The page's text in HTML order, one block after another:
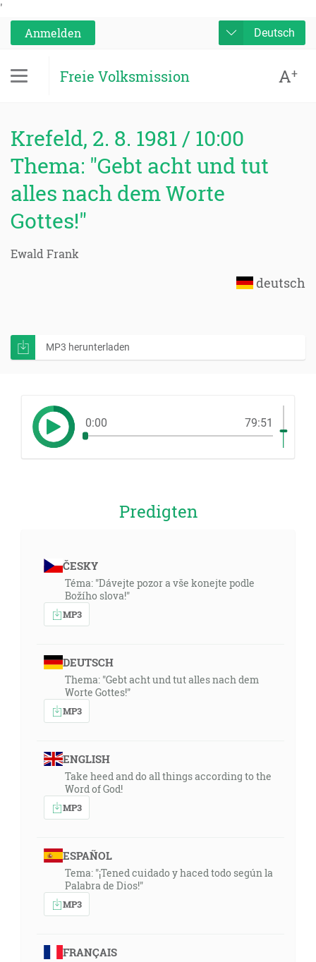
'
Anmelden
Deutsch
Freie Volksmission A+
Krefeld, 2. 8. 1981 / 10:00
Thema: "Gebt acht und tut
alles nach dem Worte
Gottes!"
Ewald Frank
deutsch
MP3 herunterladen
0:00 79:51
Predigten
ČESKY
Téma: "Dávejte pozor a vše konejte podle
Božího slova!"
MP3
DEUTSCH
Thema: "Gebt acht und tut alles nach dem
Worte Gottes!"
MP3
ENGLISH
Take heed and do all things according to the
Word of God!
MP3
ESPAÑOL
Tema: "¡Tened cuidado y haced todo según la
Palabra de Dios!"
MP3
FRANÇAIS